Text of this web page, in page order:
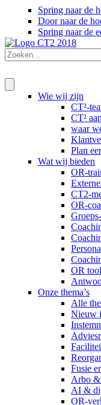
Spring naar de
Door naar de
Spring naar de
Wie wij zijn
CT²-
CT²
waar
Plan
Wat wij bieden
OR-
CT2-
OR-
OR
Onze thema’s
Alle
Nieuw
Fusie
Arbo
AI &
OR-